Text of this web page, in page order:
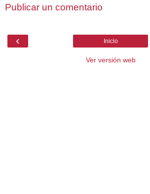
Publicar un comentario
‹ Inicio
Ver versión web